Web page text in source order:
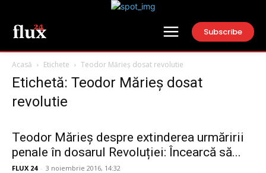
Subscribe
Acasă Etichete Teodor Mărieș dosat revolutie
Etichetă: Teodor Mărieș dosat
revolutie
Teodor Mărieș despre extinderea urmăririi
penale în dosarul Revoluției: Încearcă să...
FLUX 24 - 3 noiembrie 2016, 14:32